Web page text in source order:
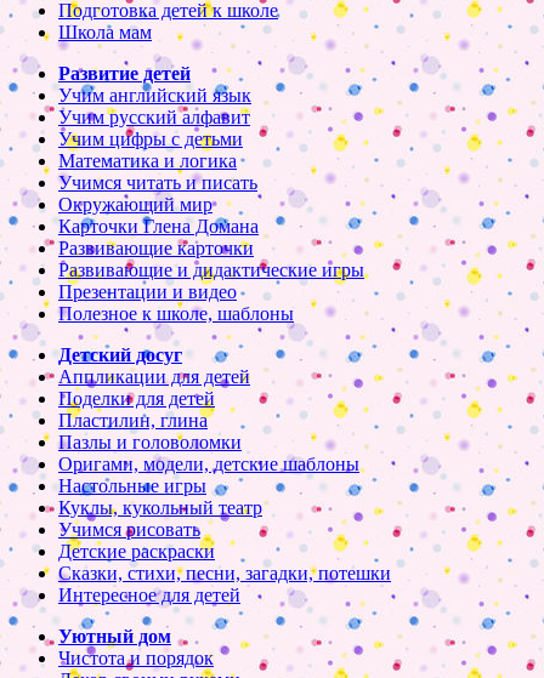
Подготовка детей к школе
Школа мам
Развитие детей
Учим английский язык
Учим русский алфавит
Учим цифры с детьми
Математика и логика
Учимся читать и писать
Окружающий мир
Карточки Глена Домана
Развивающие карточки
Развивающие и дидактические игры
Презентации и видео
Полезное к школе, шаблоны
Детский досуг
Аппликации для детей
Поделки для детей
Пластилин, глина
Пазлы и головоломки
Оригами, модели, детские шаблоны
Настольные игры
Куклы, кукольный театр
Учимся рисовать
Детские раскраски
Сказки, стихи, песни, загадки, потешки
Интересное для детей
Уютный дом
Чистота и порядок